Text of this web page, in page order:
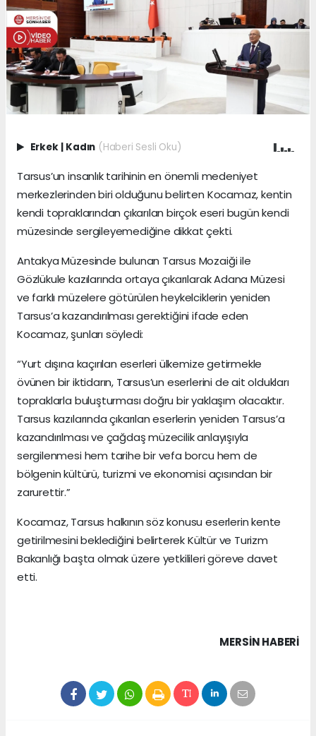
Erkek | Kadın (Haberi Sesli Oku)
Tarsus’un insanlık tarihinin en önemli medeniyet
merkezlerinden biri olduğunu belirten Kocamaz, kentin
kendi topraklarından çıkarılan birçok eseri bugün kendi
müzesinde sergileyemediğine dikkat çekti.
Antakya Müzesinde bulunan Tarsus Mozaiği ile
Gözlükule kazılarında ortaya çıkarılarak Adana Müzesi
ve farklı müzelere götürülen heykelciklerin yeniden
Tarsus’a kazandırılması gerektiğini ifade eden
Kocamaz, şunları söyledi:
“Yurt dışına kaçırılan eserleri ülkemize getirmekle
övünen bir iktidarın, Tarsus’un eserlerini de ait oldukları
topraklarla buluşturması doğru bir yaklaşım olacaktır.
Tarsus kazılarında çıkarılan eserlerin yeniden Tarsus’a
kazandırılması ve çağdaş müzecilik anlayışıyla
sergilenmesi hem tarihe bir vefa borcu hem de
bölgenin kültürü, turizmi ve ekonomisi açısından bir
zarurettir.”
Kocamaz, Tarsus halkının söz konusu eserlerin kente
getirilmesini beklediğini belirterek Kültür ve Turizm
Bakanlığı başta olmak üzere yetkilileri göreve davet
etti.
MERSIN HABERİ